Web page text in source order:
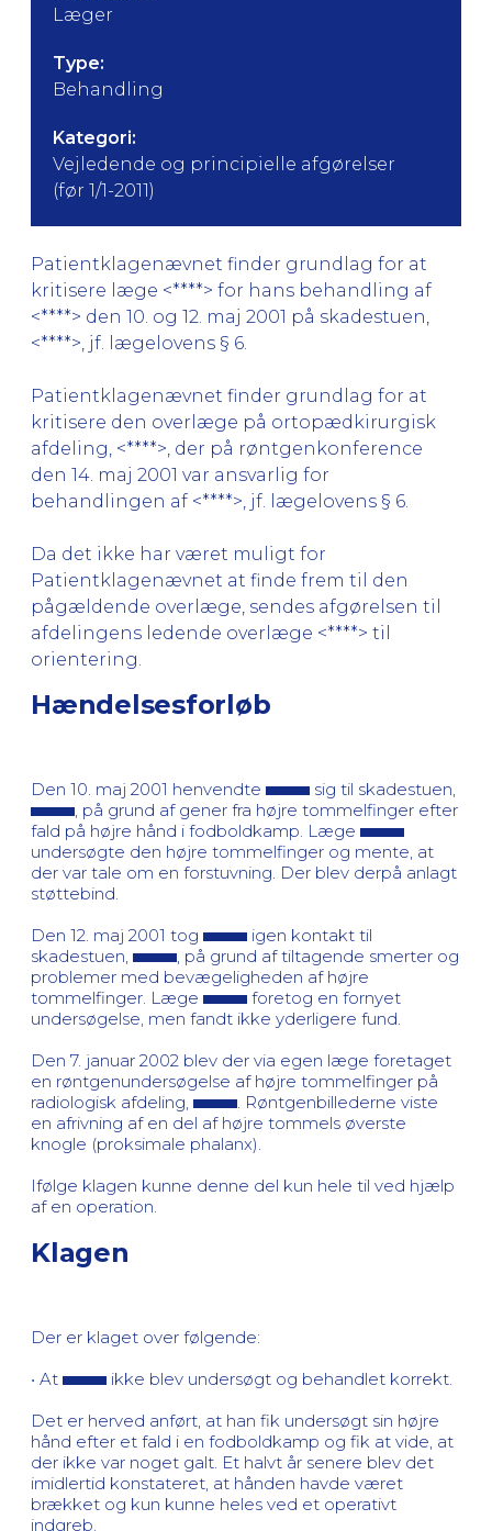
Læger
Type:
Behandling
Kategori:
Vejledende og principielle afgørelser
(før 1/1-2011)
Patientklagenævnet finder grundlag for at
kritisere læge <****> for hans behandling af
<****> den 10. og 12. maj 2001 på skadestuen,
<****>, jf. lægelovens § 6.
Patientklagenævnet finder grundlag for at
kritisere den overlæge på ortopædkirurgisk
afdeling, <****>, der på røntgenkonference
den 14. maj 2001 var ansvarlig for
behandlingen af <****>, jf. lægelovens § 6.
Da det ikke har været muligt for
Patientklagenævnet at finde frem til den
pågældende overlæge, sendes afgørelsen til
afdelingens ledende overlæge <****> til
orientering.
Hændelsesforløb
Den 10. maj 2001 henvendte
sig til skadestuen,
, på grund af gener fra højre tommelfinger efter
fald på højre hånd i fodboldkamp. Læge
undersøgte den højre tommelfinger og mente, at
der var tale om en forstuvning. Der blev derpå anlagt
støttebind.
Den 12. maj 2001 tog
igen kontakt til
skadestuen,
, på grund af tiltagende smerter og
problemer med bevægeligheden af højre
tommelfinger. Læge
foretog en fornyet
undersøgelse, men fandt ikke yderligere fund.
Den 7. januar 2002 blev der via egen læge foretaget
en røntgenundersøgelse af højre tommelfinger på
radiologisk afdeling,
. Røntgenbillederne viste
en afrivning af en del af højre tommels øverste
knogle (proksimale phalanx).
Ifølge klagen kunne denne del kun hele til ved hjælp
af en operation.
Klagen
Der er klaget over følgende:
• At
ikke blev undersøgt og behandlet korrekt.
Det er herved anført, at han fik undersøgt sin højre
hånd efter et fald i en fodboldkamp og fik at vide, at
der ikke var noget galt. Et halvt år senere blev det
imidlertid konstateret, at hånden havde været
brækket og kun kunne heles ved et operativt
indgreb.